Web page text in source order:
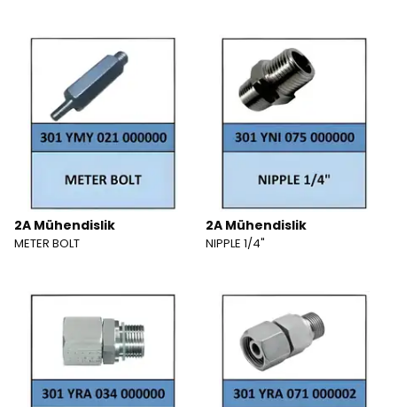
2A Mühendislik
METER BOLT
2A Mühendislik
NIPPLE 1/4"